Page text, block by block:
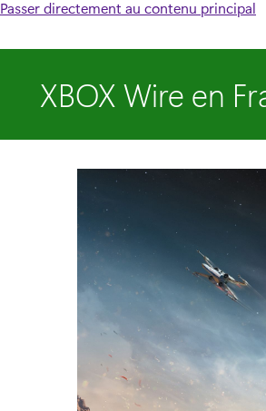
Passer directement au contenu principal
XBOX Wire en